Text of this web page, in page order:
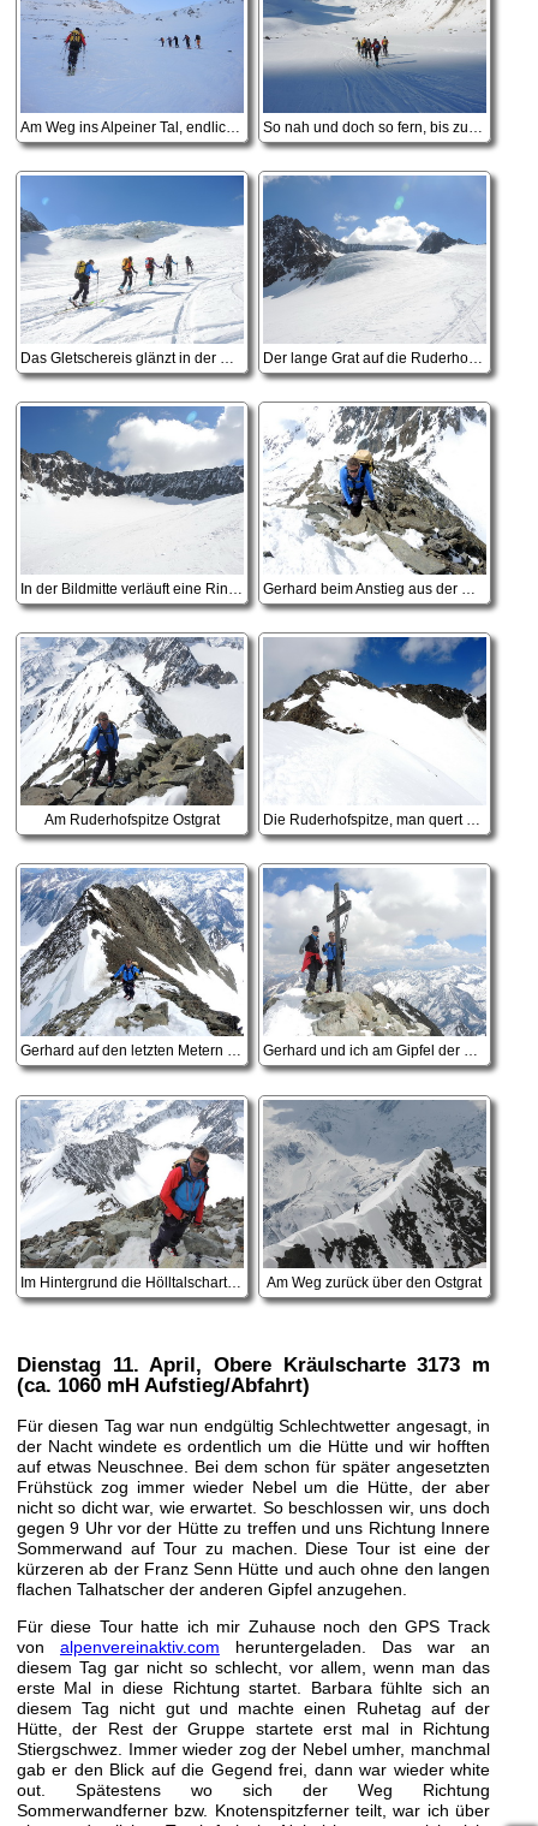
Am Weg ins Alpeiner Tal, endlich mal bergauf
Am Ruderhofspitze Ostgrat
Gerhard auf den letzten Metern zum Gipfel Gerhard und ich am Gipfel der Ruderhofspitze
Im Hintergrund die Hölltalscharte und der Ostgrat Am Weg zurück über den Ostgrat
Dienstag 11. April , Obere Kräulscharte 3173 m
(ca. 1060 mH Aufstieg/Abfahrt)
Für diesen Tag war nun endgültig Schlechtwetter angesagt, in
der Nacht windete es ordentlich um die Hütte und wir hofften
auf etwas Neuschnee. Bei dem schon für später angesetzten
Frühstück zog immer wieder Nebel um die Hütte, der aber
nicht so dicht war, wie erwartet. So beschlossen wir, uns doch
gegen 9 Uhr vor der Hütte zu treffen und uns Richtung Innere
Sommerwand auf Tour zu machen. Diese Tour ist eine der
kürzeren ab der Franz Senn Hütte und auch ohne den langen
flachen Talhatscher der anderen Gipfel anzugehen.
Für diese Tour hatte ich mir Zuhause noch den GPS Track
von alpenvereinaktiv.com heruntergeladen. Das war an
diesem Tag gar nicht so schlecht, vor allem, wenn man das
erste Mal in diese Richtung startet. Barbara fühlte sich an
diesem Tag nicht gut und machte einen Ruhetag auf der
Hütte, der Rest der Gruppe startete erst mal in Richtung
Stiergschwez. Immer wieder zog der Nebel umher, manchmal
gab er den Blick auf die Gegend frei, dann war wieder white
out. Spätestens wo sich der Weg Richtung
Sommerwandferner bzw. Knotenspitzferner teilt, war ich über